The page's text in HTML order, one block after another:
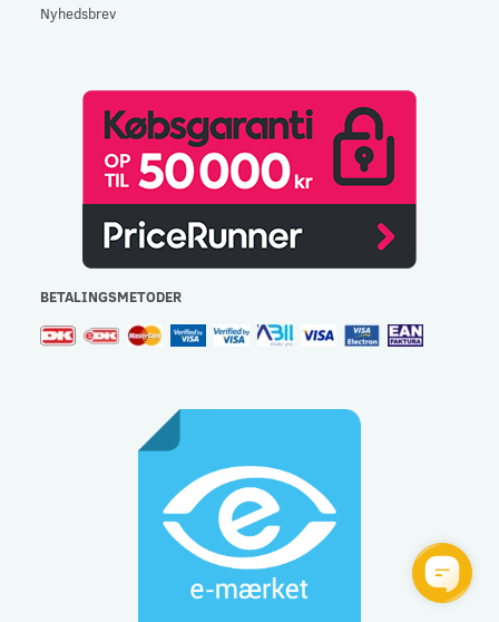
Nyhedsbrev
BETALINGSMETODER